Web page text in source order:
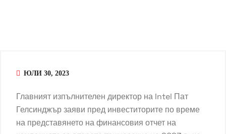
ЮЛИ 30, 2023
Главният изпълнителен директор на Intel Пат
Гелсинджър заяви пред инвеститорите по време
на представянето на финансовия отчет на